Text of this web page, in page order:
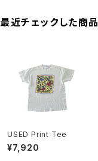
最近チェックした商品
USED Print Tee
¥7,920